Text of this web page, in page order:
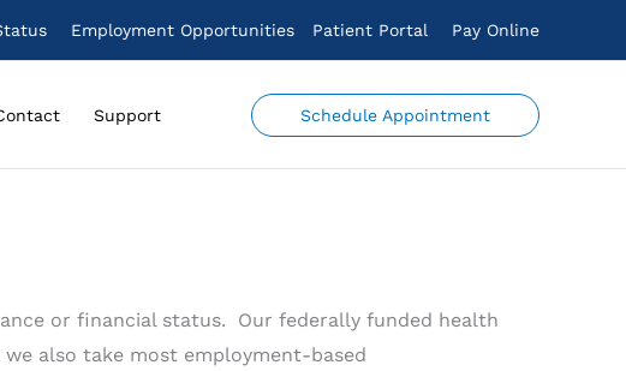
Employment Opportunities Patient Portal Pay Online
Support Schedule Appointment
or financial status. Our federally funded health
also take most employment-based